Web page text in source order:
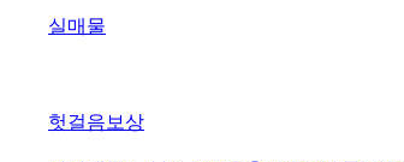
실매물
헛걸음보상